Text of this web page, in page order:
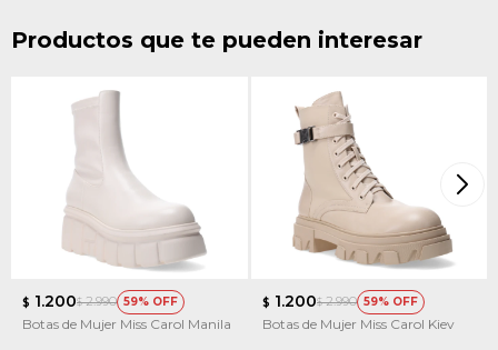
Productos que te pueden interesar
$ 1.200$ 2.990 59
Botas de Mujer Miss Carol Manila
$ 1.200$ 2.990 59
Botas de Mujer Miss Carol Kiev